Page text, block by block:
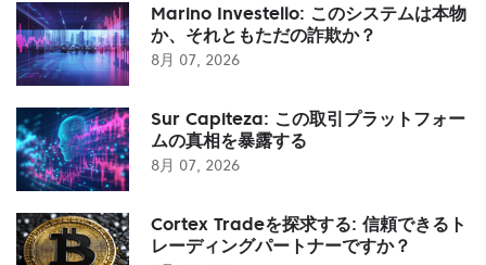
Marino Investello: このシステムは本物
か、それともただの詐欺か？
8月 07, 2026
Sur Capiteza: この取引プラットフォー
ムの真相を暴露する
8月 07, 2026
Cortex Tradeを探求する: 信頼できるト
レーディングパートナーですか？